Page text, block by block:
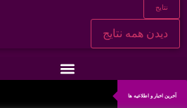
نتایج
دیدن همه نتایج
آخرین اخبار و اطلاعیه ها